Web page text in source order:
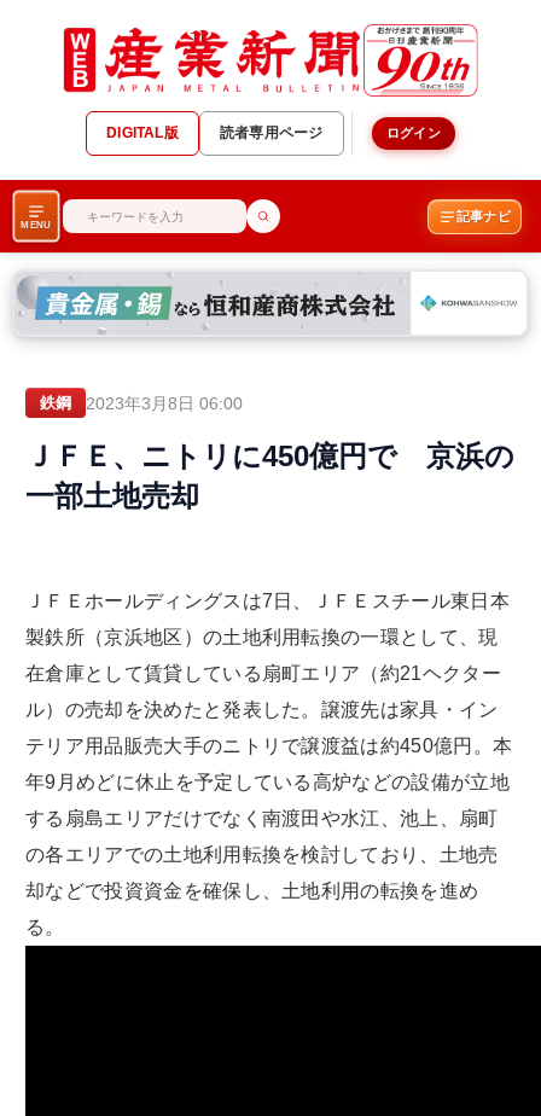
DIGITAL版 読者専用ページ ログイン
MENU
記事ナビ
鉄鋼 2023年3月8日 06:00
ＪＦＥ、ニトリに450億円で 京浜の
一部土地売却
ＪＦＥホールディングスは7日、ＪＦＥスチール東日本
製鉄所（京浜地区）の土地利用転換の一環として、現
在倉庫として賃貸している扇町エリア（約21ヘクター
ル）の売却を決めたと発表した。譲渡先は家具・イン
テリア用品販売大手のニトリで譲渡益は約450億円。本
年9月めどに休止を予定している高炉などの設備が立地
する扇島エリアだけでなく南渡田や水江、池上、扇町
の各エリアでの土地利用転換を検討しており、土地売
却などで投資資金を確保し、土地利用の転換を進め
る。